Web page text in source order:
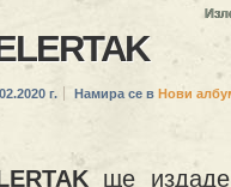
г. Намира се в Нови
ще